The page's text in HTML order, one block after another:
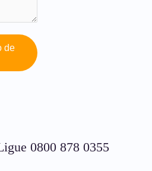
de
0800 878 0355